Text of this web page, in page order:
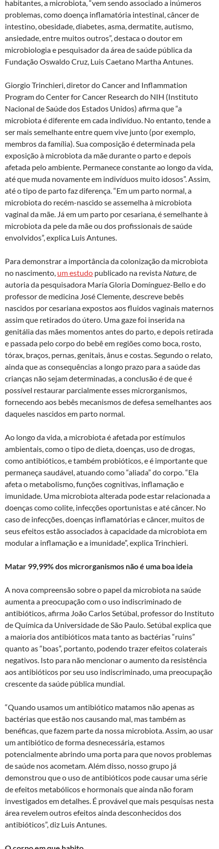
habitantes, a microbiota, “vem sendo associado a inúmeros
problemas, como doença inflamatória intestinal, câncer de
intestino, obesidade, diabetes, asma, dermatite, autismo,
ansiedade, entre muitos outros”, destaca o doutor em
microbiologia e pesquisador da área de saúde pública da
Fundação Oswaldo Cruz, Luis Caetano Martha Antunes.
Giorgio Trinchieri, diretor do Cancer and Inflammation
Program do Center for Cancer Research do NIH (Instituto
Nacional de Saúde dos Estados Unidos) afirma que “a
microbiota é diferente em cada indivíduo. No entanto, tende a
ser mais semelhante entre quem vive junto (por exemplo,
membros da família). Sua composição é determinada pela
exposição à microbiota da mãe durante o parto e depois
afetada pelo ambiente. Permanece constante ao longo da vida,
até que muda novamente em indivíduos muito idosos”. Assim,
até o tipo de parto faz diferença. “Em um parto normal, a
microbiota do recém-nascido se assemelha à microbiota
vaginal da mãe. Já em um parto por cesariana, é semelhante à
microbiota da pele da mãe ou dos profissionais de saúde
envolvidos”, explica Luis Antunes.
Para demonstrar a importância da colonização da microbiota
no nascimento, um estudo publicado na revista Nature, de
autoria da pesquisadora María Gloria Domínguez-Bello e do
professor de medicina José Clemente, descreve bebês
nascidos por cesariana expostos aos fluidos vaginais maternos
assim que retirados do útero. Uma gaze foi inserida na
genitália das mães momentos antes do parto, e depois retirada
e passada pelo corpo do bebê em regiões como boca, rosto,
tórax, braços, pernas, genitais, ânus e costas. Segundo o relato,
ainda que as consequências a longo prazo para a saúde das
crianças não sejam determinadas, a conclusão é de que é
possível restaurar parcialmente esses microrganismos,
fornecendo aos bebês mecanismos de defesa semelhantes aos
daqueles nascidos em parto normal.
Ao longo da vida, a microbiota é afetada por estímulos
ambientais, como o tipo de dieta, doenças, uso de drogas,
como antibióticos, e também probióticos, e é importante que
permaneça saudável, atuando como “aliada” do corpo. “Ela
afeta o metabolismo, funções cognitivas, inflamação e
imunidade. Uma microbiota alterada pode estar relacionada a
doenças como colite, infecções oportunistas e até câncer. No
caso de infecções, doenças inflamatórias e câncer, muitos de
seus efeitos estão associados à capacidade da microbiota em
modular a inflamação e a imunidade”, explica Trinchieri.
Matar 99,99% dos microrganismos não é uma boa ideia
A nova compreensão sobre o papel da microbiota na saúde
aumenta a preocupação com o uso indiscriminado de
antibióticos, afirma João Carlos Setúbal, professor do Instituto
de Química da Universidade de São Paulo. Setúbal explica que
a maioria dos antibióticos mata tanto as bactérias “ruins”
quanto as “boas”, portanto, podendo trazer efeitos colaterais
negativos. Isto para não mencionar o aumento da resistência
aos antibióticos por seu uso indiscriminado, uma preocupação
crescente da saúde pública mundial.
“Quando usamos um antibiótico matamos não apenas as
bactérias que estão nos causando mal, mas também as
benéficas, que fazem parte da nossa microbiota. Assim, ao usar
um antibiótico de forma desnecessária, estamos
potencialmente abrindo uma porta para que novos problemas
de saúde nos acometam. Além disso, nosso grupo já
demonstrou que o uso de antibióticos pode causar uma série
de efeitos metabólicos e hormonais que ainda não foram
investigados em detalhes. É provável que mais pesquisas nesta
área revelem outros efeitos ainda desconhecidos dos
antibióticos”, diz Luis Antunes.